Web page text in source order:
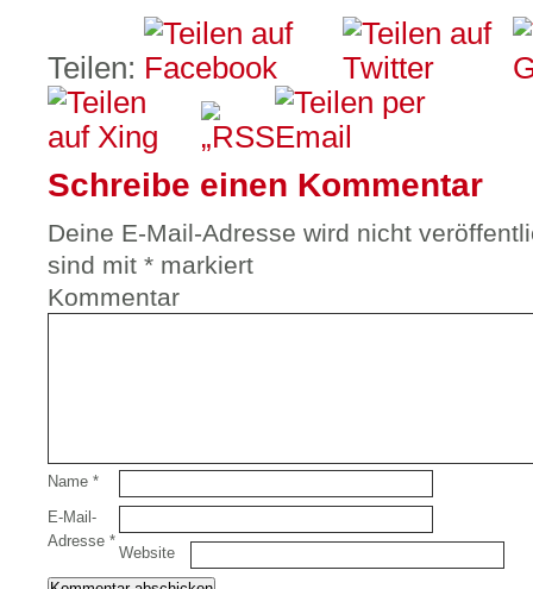
Teilen:
Schreibe einen Kommentar
Deine E-Mail-Adresse wird nicht
sind mit * markiert
Kommentar
Name *
E-Mail-
Adresse *
Website